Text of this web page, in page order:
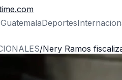
Deportes
/Nery Ramos